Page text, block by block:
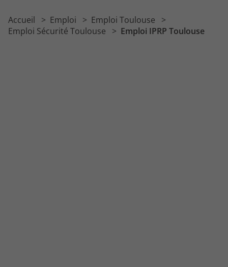
Emploi Chargé de la prévention sécurité
Accueil Emploi
Emploi Toulouse
Emploi Sécurité Toulouse
Emploi IPRP Toulouse